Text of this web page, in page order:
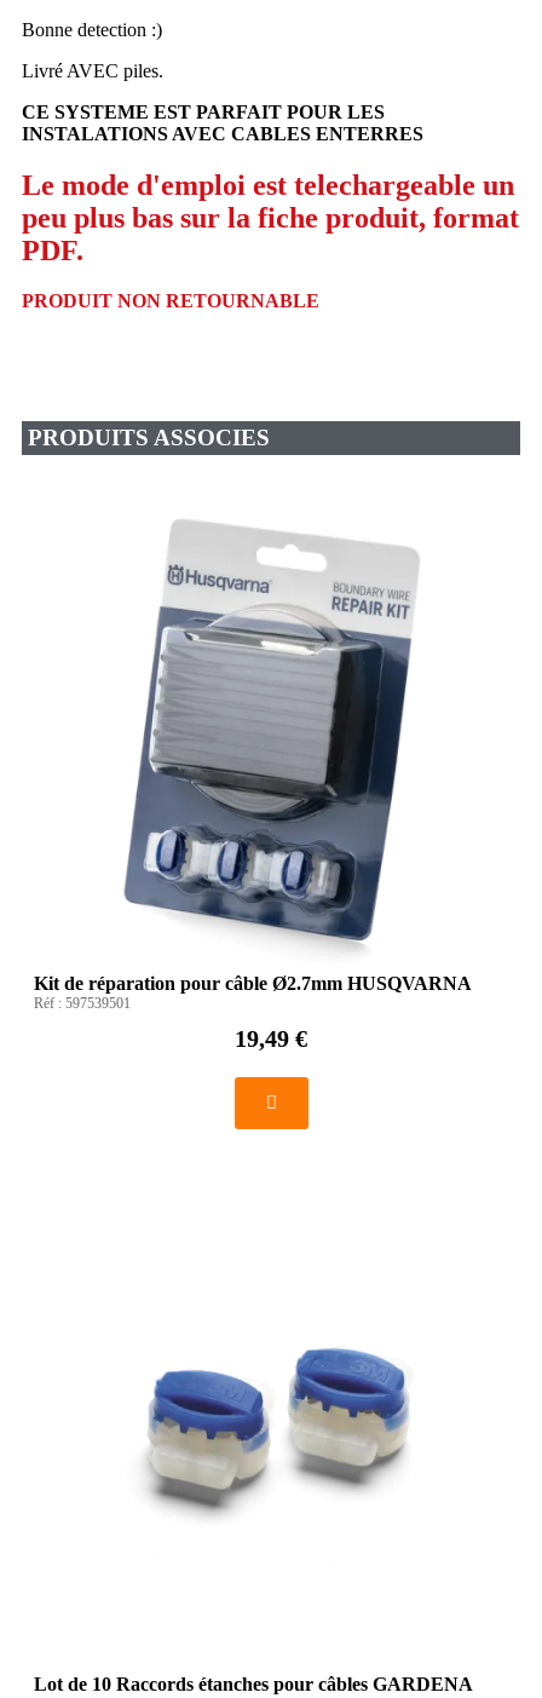
Bonne detection :)
Livré AVEC piles.
CE SYSTEME EST PARFAIT POUR LES
INSTALATIONS AVEC CABLES ENTERRES
Le mode d'emploi est telechargeable un
peu plus bas sur la fiche produit, format
PDF.
PRODUIT NON RETOURNABLE
PRODUITS ASSOCIES
Kit de réparation pour câble Ø2.7mm HUSQVARNA
Réf : 597539501
19,49 €
Lot de 10 Raccords étanches pour câbles GARDENA